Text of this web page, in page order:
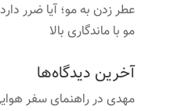
عطر زدن به مو؛ آیا ضرر
مو با ماندگاری بالا
آخرین دیدگاه‌ها
مهدیدرراهنمای سفر